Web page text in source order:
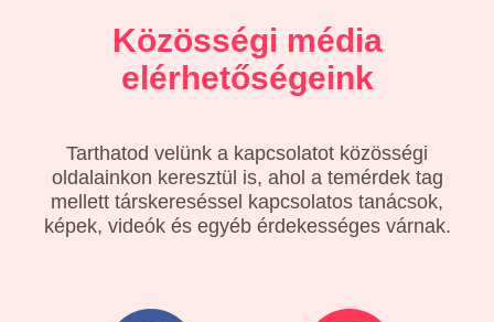
Közösségi média
elérhetőségeink
Tarthatod velünk a kapcsolatot közösségi
oldalainkon keresztül is, ahol a temérdek tag
mellett társkereséssel kapcsolatos tanácsok,
képek, videók és egyéb érdekességes várnak.